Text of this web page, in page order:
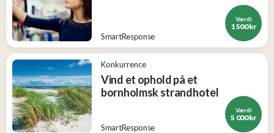
SmartResponse
Værdi
1 500 kr
Konkurrence
Vind et ophold på et
bornholmsk strandhotel
SmartResponse
Værdi
5 000 kr